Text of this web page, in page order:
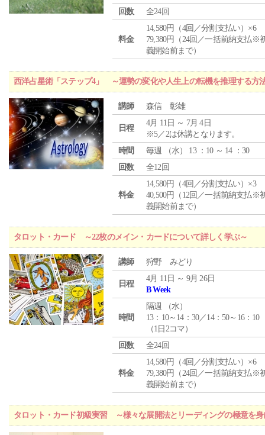
回数 全24回
料金
14,580円（4回／分割支払い）×6
79,380円（24回／一括前納支払※
義開始前まで）
西洋占星術「ステップ4」 ～運勢の変化や人生上の転機を推理する方
講師 森信 彰雄
日程
4月 11日 ～ 7月 4日
※5／2は休講となります。
時間
毎週 （水） 13 ：10 ～ 14 ：30
回数
全12回
料金
14,580円（4回／分割支払い）×3
40,500円（12回／一括前納支払※
義開始前まで）
タロット・カード ～22枚のメイン・カードについて詳しく学ぶ～
講師 狩野 みどり
日程
4月 11日 ～ 9月 26日
B Week
時間
隔週 （水）
13：10～14：30／14：50～16：10
（1日2コマ）
回数
全24回
料金
14,580円（4回／分割支払い）×6
79,380円（24回／一括前納支払※
義開始前まで）
タロット・カード初級実習 ～様々な展開法とリーディングの極意を身